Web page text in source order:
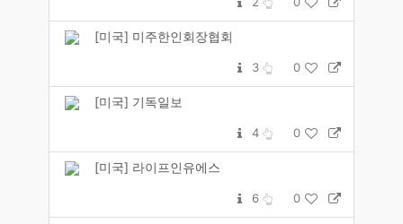
[미국] 미주한인회장협회
3 0
[미국] 기독일보
4 0
[미국] 라이프인유에스
6 0